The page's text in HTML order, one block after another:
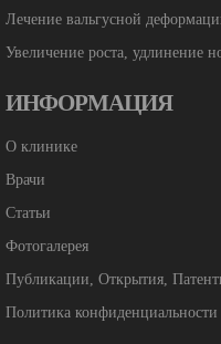
Лечение вальгусной
Увеличение роста, удлинение
ИНФОРМАЦИЯ
О клинике
Врачи
Статьи
Фотогалерея
Публикации, Открытия,
Политика конфиденциальности